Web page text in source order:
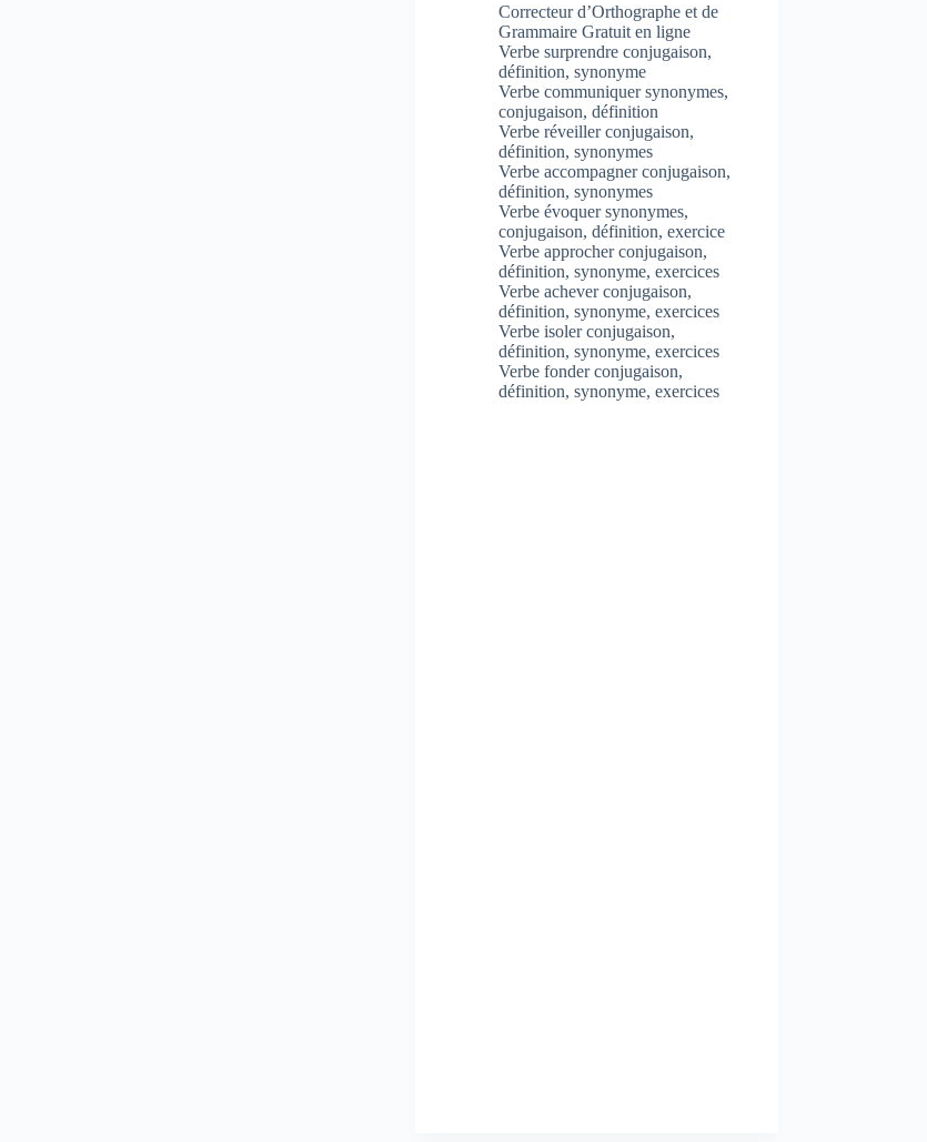
Correcteur d’Orthographe et de
Grammaire Gratuit en ligne
Verbe surprendre conjugaison,
définition, synonyme
Verbe communiquer synonymes,
conjugaison, définition
Verbe réveiller conjugaison,
définition, synonymes
Verbe accompagner conjugaison,
définition, synonymes
Verbe évoquer synonymes,
conjugaison, définition, exercice
Verbe approcher conjugaison,
définition, synonyme, exercices
Verbe achever conjugaison,
définition, synonyme, exercices
Verbe isoler conjugaison,
définition, synonyme, exercices
Verbe fonder conjugaison,
définition, synonyme, exercices